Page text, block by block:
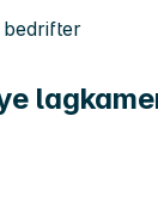
bedrifter